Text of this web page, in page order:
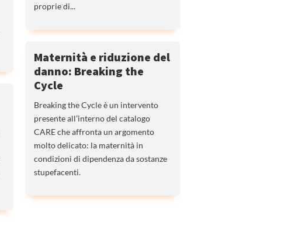
proprie di...
Maternità e riduzione del
danno: Breaking the
Cycle
Breaking the Cycle è un intervento
presente all’interno del catalogo
CARE che affronta un argomento
molto delicato: la maternità in
condizioni di dipendenza da sostanze
stupefacenti.